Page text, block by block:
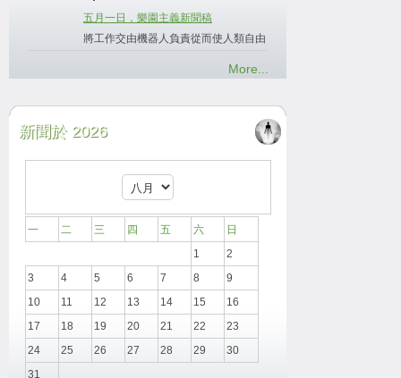
五月一日，樂園主義新聞稿
將工作交由機器人負責從而使人類自由
More...
新聞於 2026
一 二 三 四 五 六
日
1
2
3
4 5 6 7 8
9
10
11 12 13 14 15
16
17
18 19 20 21 22
23
24
25 26 27 28 29
30
31